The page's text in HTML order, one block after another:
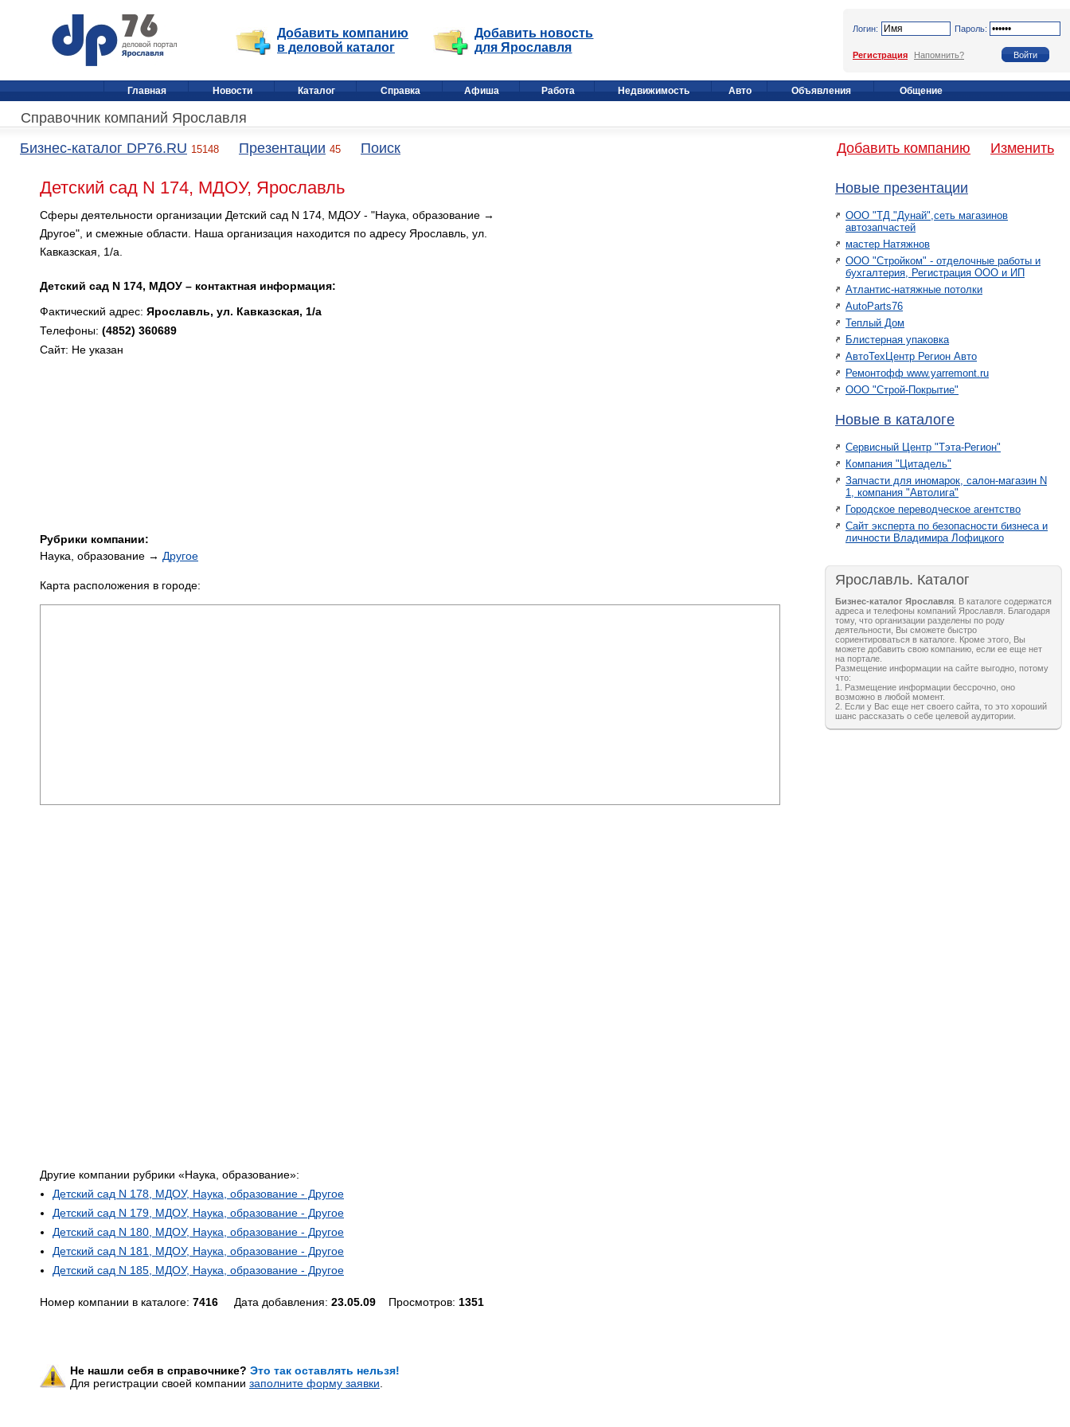
Добавить компанию
в деловой каталог
Добавить новость
для Ярославля
Логин: Пароль:
Регистрация Напомнить?
Главная Новости Каталог Справка Афиша Работа Недвижимость Авто Объявления Общение
Справочник компаний Ярославля
Бизнес-каталог DP76.RU 15148 Презентации 45 Поиск Добавить компанию Изменить
Детский сад N 174, МДОУ, Ярославль
Сферы деятельности организации Детский сад N 174, МДОУ - "Наука, образование →
Другое", и смежные области. Наша организация находится по адресу Ярославль, ул.
Кавказская, 1/а.
Детский сад N 174, МДОУ – контактная информация:
Фактический адрес: Ярославль, ул. Кавказская, 1/а
Телефоны: (4852) 360689
Сайт: Не указан
Рубрики компании:
Наука, образование → Другое
Карта расположения в городе:
Другие компании рубрики «Наука, образование»:
Детский сад N 178, МДОУ, Наука, образование - Другое
Детский сад N 179, МДОУ, Наука, образование - Другое
Детский сад N 180, МДОУ, Наука, образование - Другое
Детский сад N 181, МДОУ, Наука, образование - Другое
Детский сад N 185, МДОУ, Наука, образование - Другое
Номер компании в каталоге: 7416 Дата добавления: 23.05.09 Просмотров: 1351
Не нашли себя в справочнике? Это так оставлять нельзя!
Для регистрации своей компании заполните форму заявки
Новые презентации
ООО "ТД "Дунай",сеть магазинов
автозапчастей
мастер Натяжнов
ООО "Стройком" - отделочные работы и
бухгалтерия, Регистрация ООО и ИП
Атлантис-натяжные потолки
AutoParts76
Теплый Дом
Блистерная упаковка
АвтоТехЦентр Регион Авто
Ремонтофф www.yarremont.ru
ООО "Строй-Покрытие"
Новые в каталоге
Сервисный Центр "Тэта-Регион"
Компания "Цитадель"
Запчасти для иномарок, салон-магазин N
1, компания "Автолига"
Городское переводческое агентство
Сайт эксперта по безопасности бизнеса и
личности Владимира Лофицкого
Ярославль. Каталог
Бизнес-каталог Ярославля . В каталоге содержатся
адреса и телефоны компаний Ярославля. Благодаря
тому, что организации разделены по роду
деятельности, Вы сможете быстро
сориентироваться в каталоге. Кроме этого, Вы
можете добавить свою компанию, если ее еще нет
на портале.
Размещение информации на сайте выгодно, потому
что:
1. Размещение информации бессрочно, оно
возможно в любой момент.
2. Если у Вас еще нет своего сайта, то это хороший
шанс рассказать о себе целевой аудитории.